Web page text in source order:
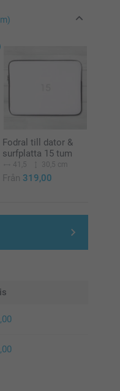
Fodral till dator &
surfplatta 15 tum
41,5 30,5 cm
Från 319,00